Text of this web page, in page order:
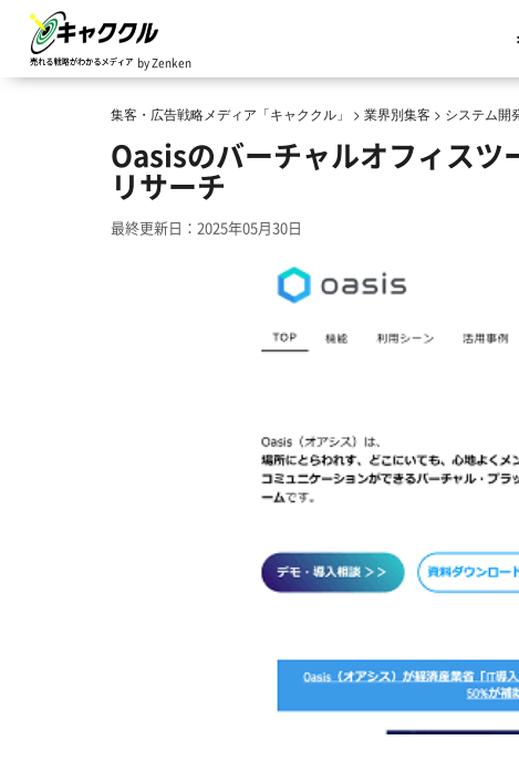
by Zenken
集客・広告戦略メディア「キャククル」 > 業界別集客 > システム開
Oasisのバーチャルオフィスツ
リサーチ
最終更新日：2025年05月30日